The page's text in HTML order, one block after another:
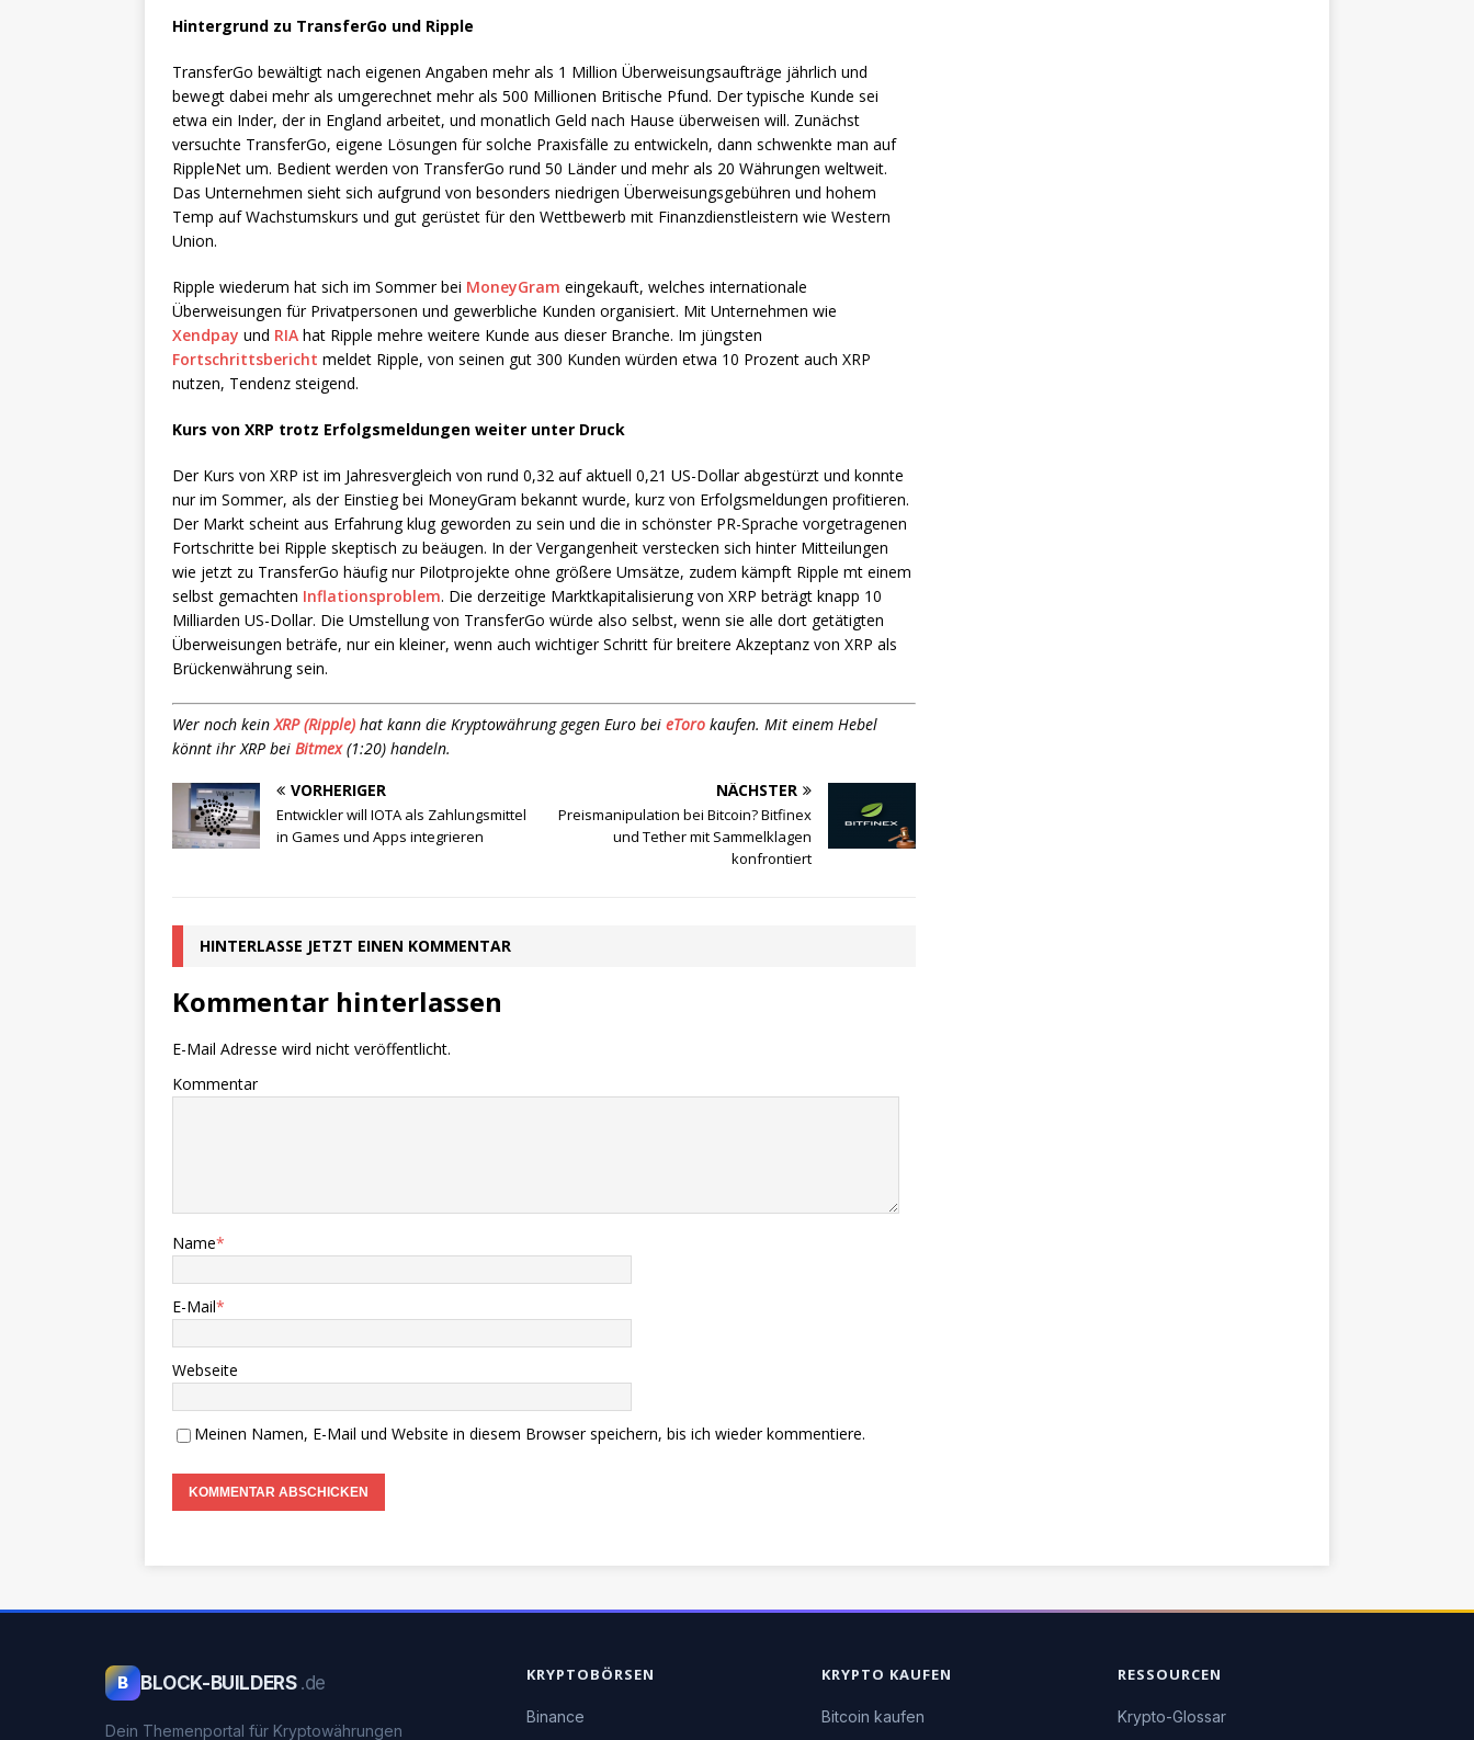
Hintergrund zu TransferGo und Ripple
TransferGo bewältigt nach eigenen Angaben mehr als 1 Million Überweisungsaufträge jährlich und
bewegt dabei mehr als umgerechnet mehr als 500 Millionen Britische Pfund. Der typische Kunde sei
etwa ein Inder, der in England arbeitet, und monatlich Geld nach Hause überweisen will. Zunächst
versuchte TransferGo, eigene Lösungen für solche Praxisfälle zu entwickeln, dann schwenkte man auf
RippleNet um. Bedient werden von TransferGo rund 50 Länder und mehr als 20 Währungen weltweit.
Das Unternehmen sieht sich aufgrund von besonders niedrigen Überweisungsgebühren und hohem
Temp auf Wachstumskurs und gut gerüstet für den Wettbewerb mit Finanzdienstleistern wie Western
Union.
Ripple wiederum hat sich im Sommer bei MoneyGram eingekauft, welches internationale
Überweisungen für Privatpersonen und gewerbliche Kunden organisiert. Mit Unternehmen wie
Xendpay und RIA hat Ripple mehre weitere Kunde aus dieser Branche. Im jüngsten
Fortschrittsbericht meldet Ripple, von seinen gut 300 Kunden würden etwa 10 Prozent auch XRP
nutzen, Tendenz steigend.
Kurs von XRP trotz Erfolgsmeldungen weiter unter Druck
Der Kurs von XRP ist im Jahresvergleich von rund 0,32 auf aktuell 0,21 US-Dollar abgestürzt und konnte
nur im Sommer, als der Einstieg bei MoneyGram bekannt wurde, kurz von Erfolgsmeldungen profitieren.
Der Markt scheint aus Erfahrung klug geworden zu sein und die in schönster PR-Sprache vorgetragenen
Fortschritte bei Ripple skeptisch zu beäugen. In der Vergangenheit verstecken sich hinter Mitteilungen
wie jetzt zu TransferGo häufig nur Pilotprojekte ohne größere Umsätze, zudem kämpft Ripple mt einem
selbst gemachten Inflationsproblem. Die derzeitige Marktkapitalisierung von XRP beträgt knapp 10
Milliarden US-Dollar. Die Umstellung von TransferGo würde also selbst, wenn sie alle dort getätigten
Überweisungen beträfe, nur ein kleiner, wenn auch wichtiger Schritt für breitere Akzeptanz von XRP als
Brückenwährung sein.
Wer noch keinXRP (Ripple) hat kann die Kryptowährung gegen Euro bei eToro kaufen. Mit einem Hebel
könnt ihr XRP bei Bitmex(1:20) handeln.
VORHERIGER
Entwickler will IOTA als Zahlungsmittel
in Games und Apps integrieren
NÄCHSTER
Preismanipulation bei Bitcoin? Bitfinex
und Tether mit Sammelklagen
konfrontiert
HINTERLASSE JETZT EINEN KOMMENTAR
Kommentar hinterlassen
E-Mail Adresse wird nicht veröffentlicht.
Kommentar
Name*
E-Mail*
Webseite
Meinen Namen, E-Mail und Website in diesem Browser speichern, bis ich wieder kommentiere.
B BLOCK-BUILDERS .de
Dein Themenportal für Kryptowährungen
KRYPTOBÖRSEN
Binance
KRYPTO KAUFEN
Bitcoin kaufen
RESSOURCEN
Krypto-Glossar